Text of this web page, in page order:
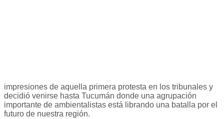
impresiones de aquella primera protesta en los tribunales y
decidió venirse hasta Tucumán donde una agrupación
importante de ambientalistas está librando una batalla por el
futuro de nuestra región.